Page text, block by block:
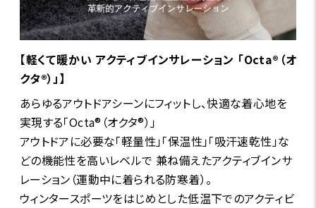
【軽くて暖かい アクティブインサレーション 「Octa®（オ
クタ®）」】
あらゆるアウトドアシーンにフィットし、快適な着心地を
実現する「Octa®（オクタ®）」
アウトドアに必要な「軽量性」「保温性」「吸汗速乾性」な
どの機能性を高いレベルで 兼ね備えたアクティブインサ
レーション（運動中に着られる防寒着）。
ウィンタースポーツをはじめとした低温下でのアクティビ